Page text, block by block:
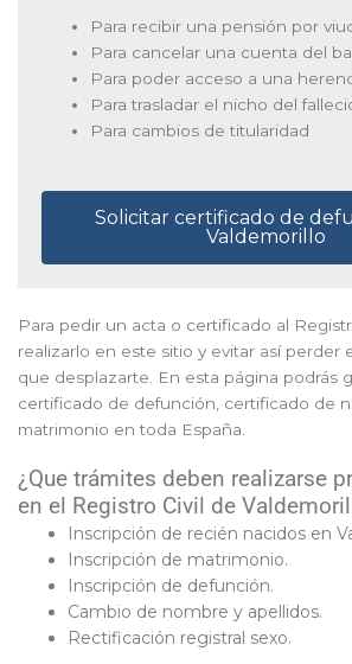
Para recibir una pensión por
Para cancelar una cuenta del
Para poder acceso a una
Para trasladar el nicho del
Para cambios de titularidad
Solicitar certificado de
Valdemorillo
Para pedir un acta o certificado al
realizarlo en este sitio y evitar así perder
que desplazarte. En esta página podrás
certificado de defunción, certificado de
matrimonio en toda España.
¿Que trámites deben realizarse
en el Registro Civil de
Inscripción de recién nacidos en
Inscripción de matrimonio.
Inscripción de defunción.
Cambio de nombre y apellidos.
Rectificación registral sexo.